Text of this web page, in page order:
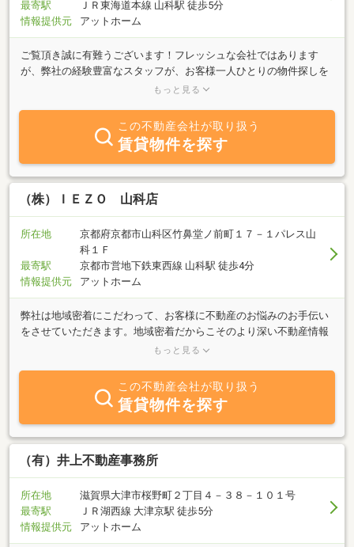
最寄駅
ＪＲ東海道本線 山科駅 徒歩5分
情報提供元
アットホーム
ご覧頂き誠に有難うございます！フレッシュな会社ではあります
が、弊社の経験豊富なスタッフが、お客様一人ひとりの物件探しを
全力でサポートさせて頂きます！物件をご紹介させて頂くにあた
様が満足して頂ける物件を探し続ける事が私共の使命だと考えてお
ります！どんな些細な事でもお気軽にご相談下さい！皆様からのお
問合せをスタッフ一同心よりお待ちしております！
もっと見る
この不動産会社が取り扱う
賃貸物件を探す
（株）ＩＥＺＯ 山科店
所在地
京都府京都市山科区竹鼻堂ノ前町１７－１パレス山
科１Ｆ
最寄駅
京都市営地下鉄東西線 山科駅 徒歩4分
情報提供元
アットホーム
弊社は地域密着にこだわって、お客様に不動産のお悩みのお手伝い
をさせていただきます。地域密着だからこそのより深い不動産情報
をもって、迅速・丁寧なサービスを心掛けております。不動産取引
そ、お客様のご満足はもちろん、地域社会と良い関係を築いていく
ことが、より良いサービスをご提供するにあたって不可欠との思い
から、地域密着にこだわって日々努めております。お客様が「安
心」できるお取引きをモットーに、お客様一人ひとりを大切にする
理念のもと 確かな情報量と的確な提案力で、信頼される不動産パー
トナーを目指して邁進しております。不動産に関するお困り事をお
き立てを賜りますようお願い申し上げます。
もっと見る
この不動産会社が取り扱う
賃貸物件を探す
（有）井上不動産事務所
所在地
滋賀県大津市桜野町２丁目４－３８－１０１号
最寄駅
ＪＲ湖西線 大津京駅 徒歩5分
情報提供元
アットホーム